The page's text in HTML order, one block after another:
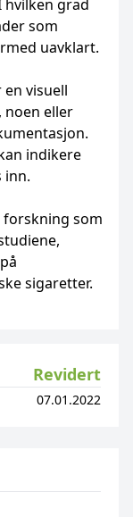
hvilken grad
som
uavklart.
visuell
noen eller
indikere
inn.
som
sigaretter.
Revidert
07.01.2022